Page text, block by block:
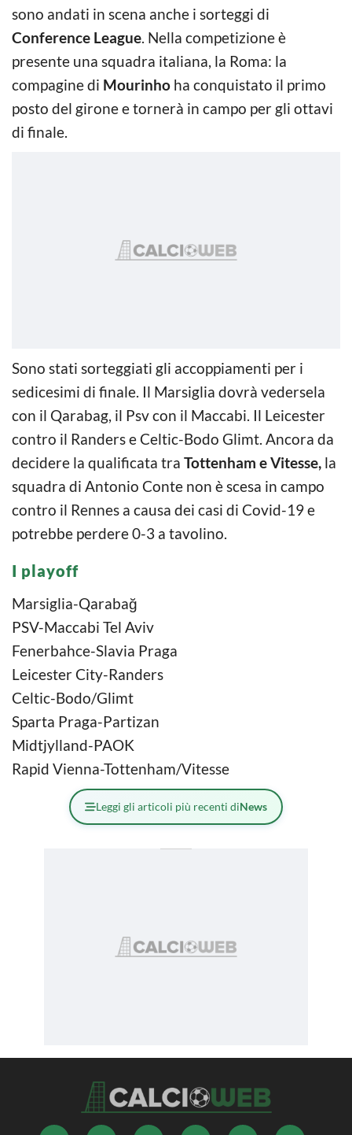
sono andati in scena anche i sorteggi di
Conference League. Nella competizione è
presente una squadra italiana, la Roma: la
compagine di Mourinho ha conquistato il primo
posto del girone e tornerà in campo per gli ottavi
di finale.
Sono stati sorteggiati gli accoppiamenti per i
sedicesimi di finale. Il Marsiglia dovrà vedersela
con il Qarabag, il Psv con il Maccabi. Il Leicester
contro il Randers e Celtic-Bodo Glimt. Ancora da
decidere la qualificata tra Tottenham e Vitesse, la
squadra di Antonio Conte non è scesa in campo
contro il Rennes a causa dei casi di Covid-19 e
potrebbe perdere 0-3 a tavolino.
I playoff
Marsiglia-Qarabağ
PSV-Maccabi Tel Aviv
Fenerbahce-Slavia Praga
Leicester City-Randers
Celtic-Bodo/Glimt
Sparta Praga-Partizan
Midtjylland-PAOK
Rapid Vienna-Tottenham/Vitesse
Leggi gli articoli più recenti diNews